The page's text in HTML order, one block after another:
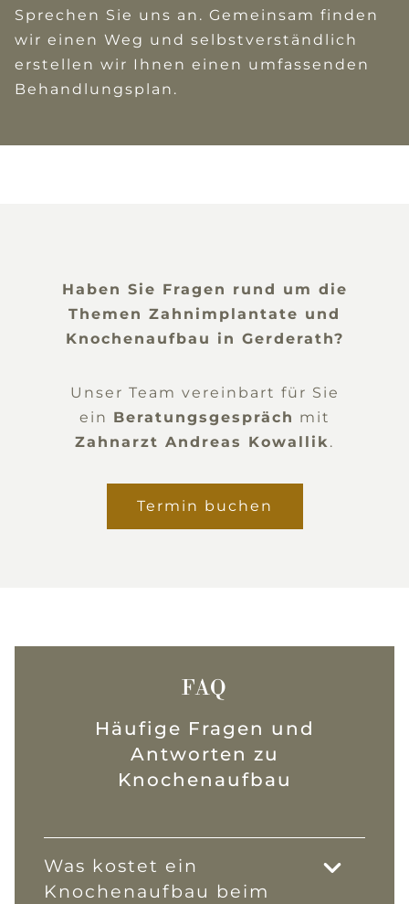
Sprechen Sie uns an. Gemeinsam finden
wir einen Weg und selbstverständlich
erstellen wir Ihnen einen umfassenden
Behandlungsplan.
Haben Sie Fragen rund um die
Themen Zahnimplantate und
Knochenaufbau in Gerderath?
Unser Team vereinbart für Sie
ein Beratungsgespräch mit
Zahnarzt Andreas Kowallik.
Termin buchen
FAQ
Häufige Fragen und
Antworten zu
Knochenaufbau
Was kostet ein
Knochenaufbau beim